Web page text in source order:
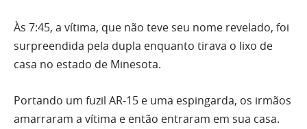
Às 7:45, a vítima, que não teve seu nome revelado, foi
surpreendida pela dupla enquanto tirava o lixo de
casa no estado de Minesota.
Portando um fuzil AR-15 e uma espingarda, os irmãos
amarraram a vítima e então entraram em sua casa.